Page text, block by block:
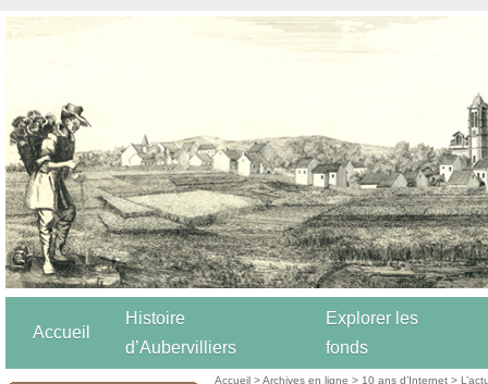
Accueil
Histoire
d’Aubervilliers
Explorer les
fonds
Accueil >Archives en ligne > 10 ans d’Internet >